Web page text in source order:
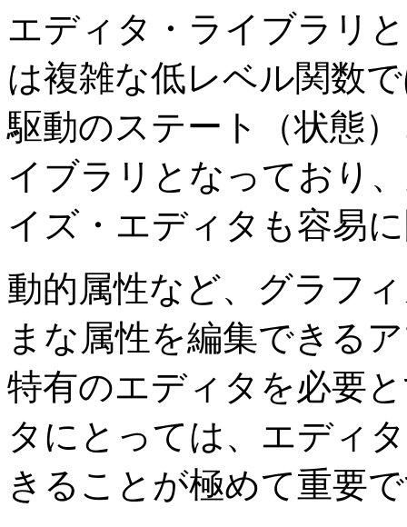
エディタ・ライブラリ
は複雑な低レベル関数
駆動のステート（状態
イブラリとなっており
イズ・エディタも容易
動的属性など、グラフ
まな属性を編集できる
特有のエディタを必要
タにとっては、エディ
きることが極めて重要